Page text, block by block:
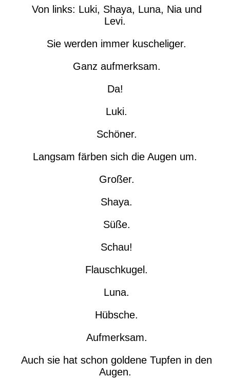
Von links: Luki, Shaya, Luna, Nia und
Levi.
Sie werden immer kuscheliger.
Ganz aufmerksam.
Da!
Luki.
Schöner.
Langsam färben sich die Augen um.
Großer.
Shaya.
Süße.
Schau!
Flauschkugel.
Luna.
Hübsche.
Aufmerksam.
Auch sie hat schon goldene Tupfen in den
Augen.